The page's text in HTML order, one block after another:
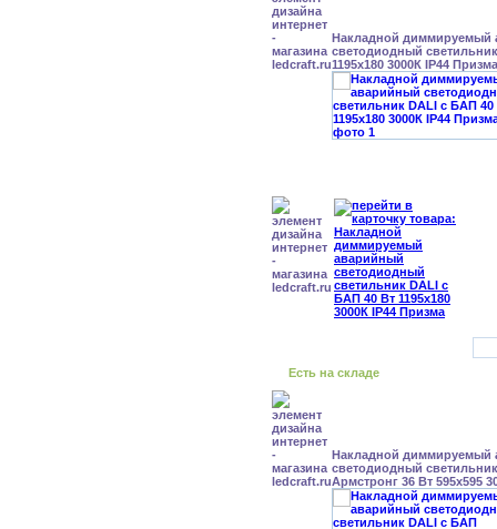
Накладной диммируемый
светодиодный
1195x180 3000К IP44 Призма
Есть на складе
Накладной диммируемый
светодиодный
Армстронг 36 Вт 595x595